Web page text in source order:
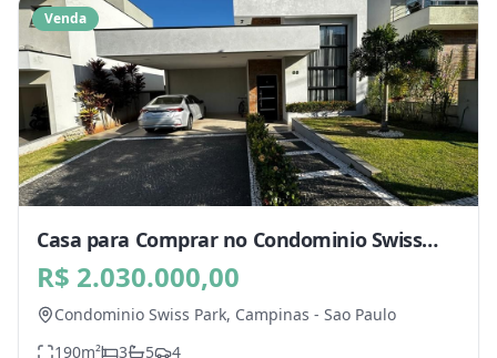
Venda
Casa para Comprar no Condominio Swiss
Park, Campinas - SP
R$ 2.030.000,00
Condominio Swiss Park, Campinas - Sao Paulo
190m² 3 5 4